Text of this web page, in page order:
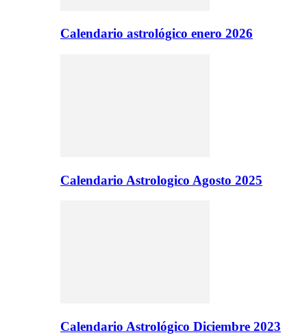
Calendario astrológico enero 2026
Calendario Astrologico Agosto 2025
Calendario Astrológico Diciembre 2023